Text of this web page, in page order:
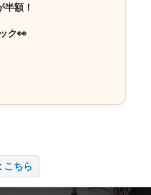
額！
ク👀
こちら